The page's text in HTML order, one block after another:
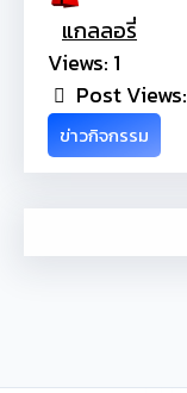
แกลลอรี่
Views: 1
Post Views:
ข่าวกิจกรรม